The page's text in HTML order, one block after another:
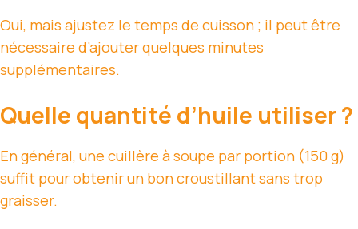
Oui, mais ajustez le temps de cuisson ; il peut être
nécessaire d’ajouter quelques minutes
supplémentaires.
Quelle quantité d’huile utiliser ?
En général, une cuillère à soupe par portion (150 g)
suffit pour obtenir un bon croustillant sans trop
graisser.